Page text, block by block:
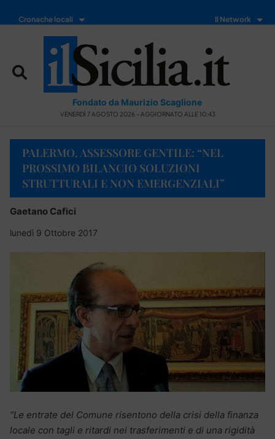
Cronache locali Il Network
Fondato da Maurizio Scaglione
VENERDÌ 7 AGOSTO 2026 - AGGIORNATO ALLE 10:43
PALERMO, ASSESSORE GENTILE: “NEL
PROSSIMO BILANCIO SOLUZIONI
STRUTTURALI E NON EMERGENZIALI”
Gaetano Cafici
lunedì 9 Ottobre 2017
“Le entrate del Comune risentono della crisi della finanza
locale con tagli e ritardi nei trasferimenti e di una rigidità